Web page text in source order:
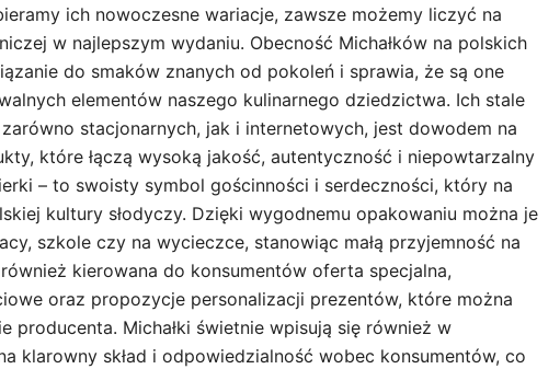
ich nowoczesne wariacje, zawsze możemy liczyć na
w najlepszym wydaniu. Obecność Michałków na polskich
do smaków znanych od pokoleń i sprawia, że są one
elementów naszego kulinarnego dziedzictwa. Ich stale
stacjonarnych, jak i internetowych, jest dowodem na
które łączą wysoką jakość, autentyczność i niepowtarzalny
– to swoisty symbol gościnności i serdeczności, który na
kultury słodyczy. Dzięki wygodnemu opakowaniu można je
szkole czy na wycieczce, stanowiąc małą przyjemność na
kierowana do konsumentów oferta specjalna,
oraz propozycje personalizacji prezentów, które można
producenta. Michałki świetnie wpisują się również w
klarowny skład i odpowiedzialność wobec konsumentów, co